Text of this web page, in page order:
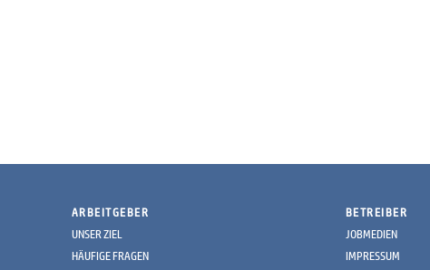
ARBEITGEBER
UNSER ZIEL
HÄUFIGE FRAGEN
BETREIBER
JOBMEDIEN
IMPRESSUM